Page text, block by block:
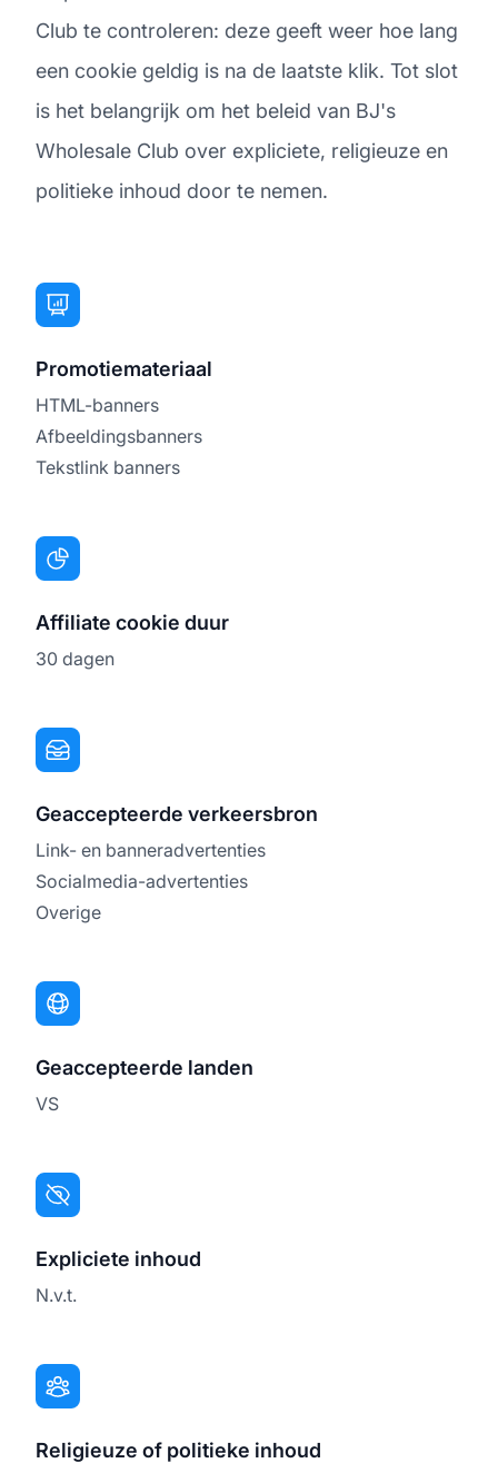
Club te controleren: deze geeft weer hoe lang
een cookie geldig is na de laatste klik. Tot slot
is het belangrijk om het beleid van BJ's
Wholesale Club over expliciete, religieuze en
politieke inhoud door te nemen.
Promotiemateriaal
HTML-banners
Afbeeldingsbanners
Tekstlink banners
Affiliate cookie duur
30 dagen
Geaccepteerde verkeersbron
Link- en banneradvertenties
Socialmedia-advertenties
Overige
Geaccepteerde landen
VS
Expliciete inhoud
N.v.t.
Religieuze of politieke inhoud